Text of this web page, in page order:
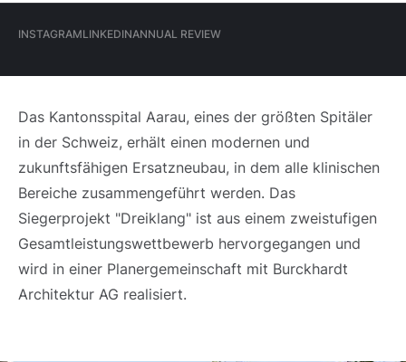
Hauptmenü
INSTAGRAM
INSTAGRAM
LINKEDIN
LINKEDIN
ANNUAL REVIEW
ANNUAL REVIEW
Das Kantonsspital Aarau, eines der größten Spitäler
in der Schweiz, erhält einen modernen und
zukunftsfähigen Ersatzneubau, in dem alle klinischen
Bereiche zusammengeführt werden. Das
Siegerprojekt "Dreiklang" ist aus einem zweistufigen
Gesamtleistungswettbewerb hervorgegangen und
wird in einer Planergemeinschaft mit Burckhardt
Architektur AG realisiert.